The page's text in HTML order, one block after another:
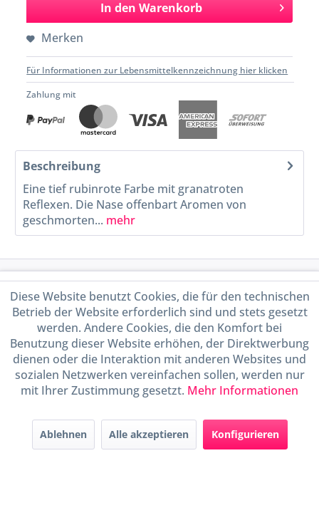
In den Warenkorb
Merken
Für Informationen zur Lebensmittelkennzeichnung hier klicken
Zahlung mit
Beschreibung
Eine tief rubinrote Farbe mit granatroten
Reflexen. Die Nase offenbart Aromen von
geschmorten... mehr
Service Hotline
Shop Service
Informationen
Handel mit BIO-Weinen
durch DE-ÖKO-009
Diese Website benutzt Cookies, die für den technischen
Betrieb der Website erforderlich sind und stets gesetzt
werden. Andere Cookies, die den Komfort bei
Benutzung dieser Website erhöhen, der Direktwerbung
dienen oder die Interaktion mit anderen Websites und
sozialen Netzwerken vereinfachen sollen, werden nur
mit Ihrer Zustimmung gesetzt. Mehr Informationen
Ablehnen Alle akzeptieren Konfigurieren